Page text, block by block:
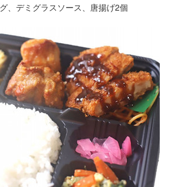
、デミグラスソース、唐揚げ2個